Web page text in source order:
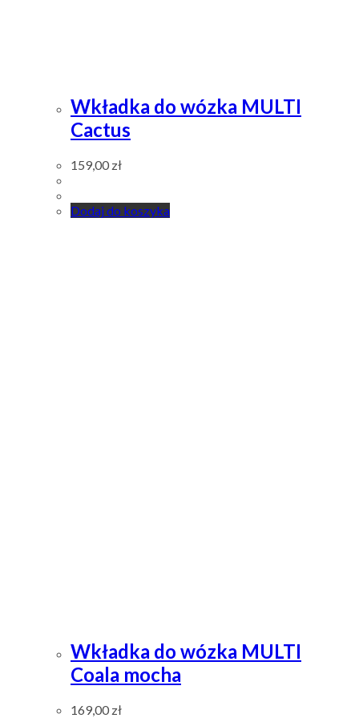
Wkładka do wózka MULTI
Cactus
159,00 zł
Dodaj do koszyka
Wkładka do wózka MULTI
Coala mocha
169,00 zł